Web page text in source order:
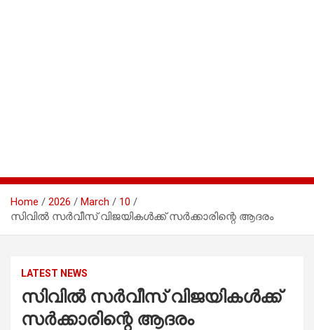
Home 2026 March
10
സിവിൽ സർവീസ് വിജയികൾക്ക് സർക്കാരിന്റെ ആദരം
LATEST NEWS
സിവിൽ സർവീസ് വിജയികൾക്ക്
സർക്കാരിന്റെ ആദരം